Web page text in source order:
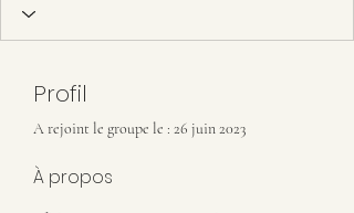
Profil
A rejoint le groupe le : 26 juin 2023
À propos